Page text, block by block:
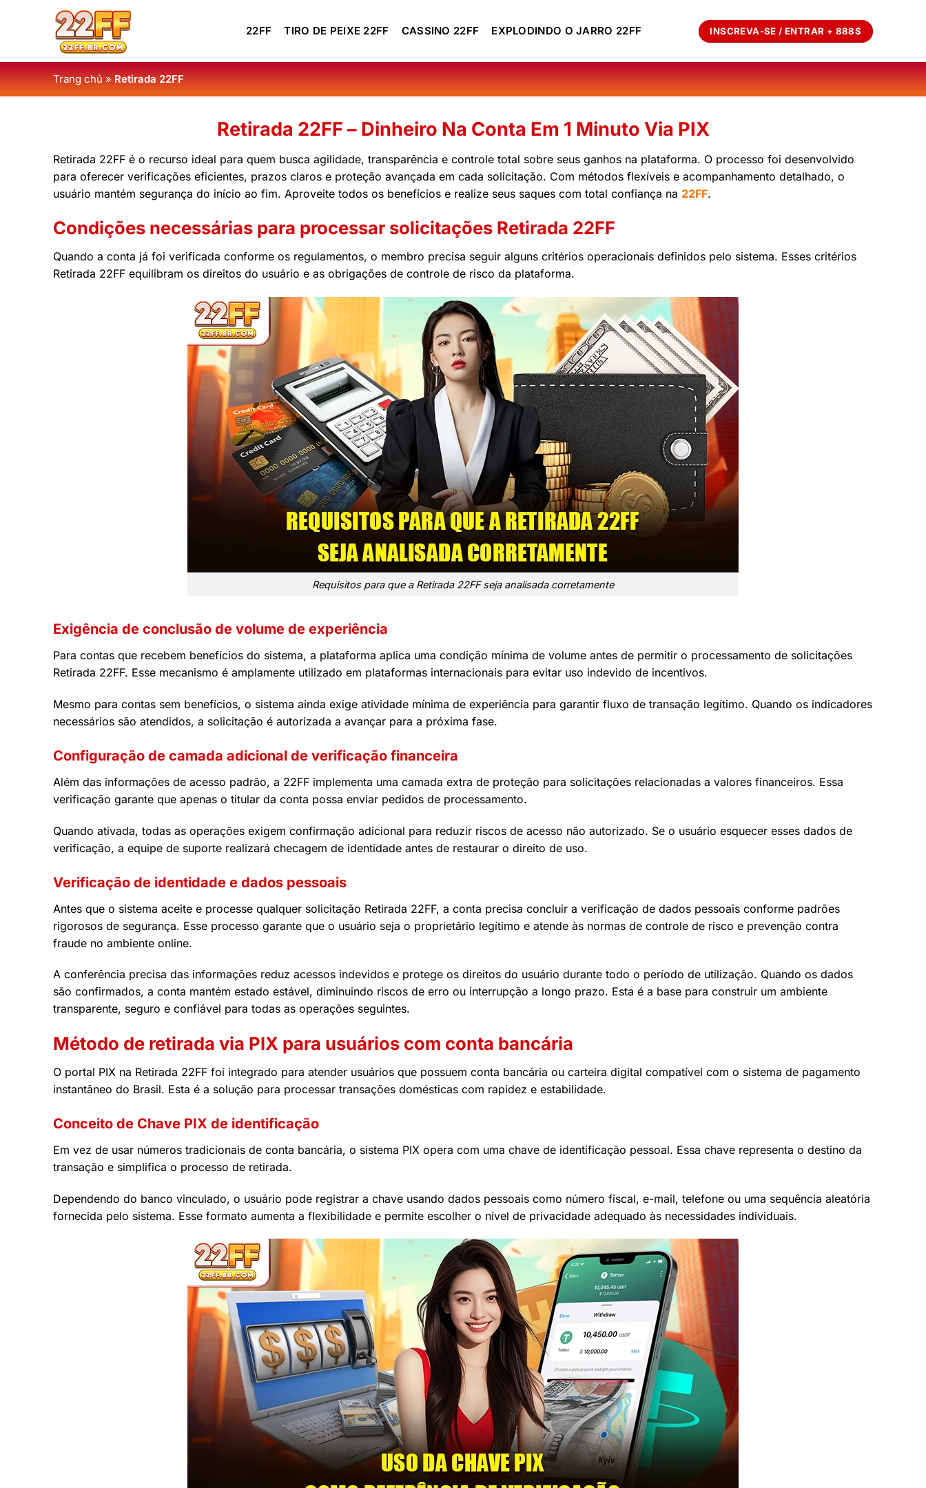
22FF TIRO DE PEIXE 22FF CASSINO 22FF EXPLODINDO O JARRO 22FF INSCREVA-SE / ENTRAR + 888$
Trang chủ»Retirada 22FF
Retirada 22FF – Dinheiro Na Conta Em 1 Minuto Via PIX
Retirada 22FF é o recurso ideal para quem busca agilidade, transparência e controle total sobre seus ganhos na plataforma. O processo foi desenvolvido
para oferecer verificações eficientes, prazos claros e proteção avançada em cada solicitação. Com métodos flexíveis e acompanhamento detalhado, o
usuário mantém segurança do início ao fim. Aproveite todos os benefícios e realize seus saques com total confiança na 22FF.
Condições necessárias para processar solicitações Retirada 22FF
Quando a conta já foi verificada conforme os regulamentos, o membro precisa seguir alguns critérios operacionais definidos pelo sistema. Esses critérios
Retirada 22FF equilibram os direitos do usuário e as obrigações de controle de risco da plataforma.
Requisitos para que a Retirada 22FF seja analisada corretamente
Exigência de conclusão de volume de experiência
Para contas que recebem benefícios do sistema, a plataforma aplica uma condição mínima de volume antes de permitir o processamento de solicitações
Retirada 22FF. Esse mecanismo é amplamente utilizado em plataformas internacionais para evitar uso indevido de incentivos.
Mesmo para contas sem benefícios, o sistema ainda exige atividade mínima de experiência para garantir fluxo de transação legítimo. Quando os indicadores
necessários são atendidos, a solicitação é autorizada a avançar para a próxima fase.
Configuração de camada adicional de verificação financeira
Além das informações de acesso padrão, a 22FF implementa uma camada extra de proteção para solicitações relacionadas a valores financeiros. Essa
verificação garante que apenas o titular da conta possa enviar pedidos de processamento.
Quando ativada, todas as operações exigem confirmação adicional para reduzir riscos de acesso não autorizado. Se o usuário esquecer esses dados de
verificação, a equipe de suporte realizará checagem de identidade antes de restaurar o direito de uso.
Verificação de identidade e dados pessoais
Antes que o sistema aceite e processe qualquer solicitação Retirada 22FF, a conta precisa concluir a verificação de dados pessoais conforme padrões
rigorosos de segurança. Esse processo garante que o usuário seja o proprietário legítimo e atende às normas de controle de risco e prevenção contra
fraude no ambiente online.
A conferência precisa das informações reduz acessos indevidos e protege os direitos do usuário durante todo o período de utilização. Quando os dados
são confirmados, a conta mantém estado estável, diminuindo riscos de erro ou interrupção a longo prazo. Esta é a base para construir um ambiente
transparente, seguro e confiável para todas as operações seguintes.
Método de retirada via PIX para usuários com conta bancária
O portal PIX na Retirada 22FF foi integrado para atender usuários que possuem conta bancária ou carteira digital compatível com o sistema de pagamento
instantâneo do Brasil. Esta é a solução para processar transações domésticas com rapidez e estabilidade.
Conceito de Chave PIX de identificação
Em vez de usar números tradicionais de conta bancária, o sistema PIX opera com uma chave de identificação pessoal. Essa chave representa o destino da
transação e simplifica o processo de retirada.
Dependendo do banco vinculado, o usuário pode registrar a chave usando dados pessoais como número fiscal, e-mail, telefone ou uma sequência aleatória
fornecida pelo sistema. Esse formato aumenta a flexibilidade e permite escolher o nível de privacidade adequado às necessidades individuais.